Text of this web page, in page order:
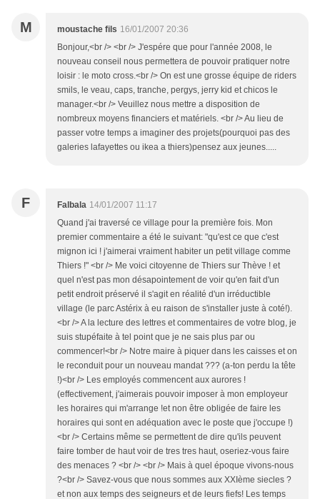
M moustache fils 16/01/2007 20:36
Bonjour,<br /> <br /> J'espére que pour l'année 2008, le
nouveau conseil nous permettera de pouvoir pratiquer notre
loisir : le moto cross.<br /> On est une grosse équipe de riders
smils, le veau, caps, tranche, pergys, jerry kid et chicos le
manager.<br /> Veuillez nous mettre a disposition de
nombreux moyens financiers et matériels. <br /> Au lieu de
passer votre temps a imaginer des projets(pourquoi pas des
galeries lafayettes ou ikea a thiers)pensez aux jeunes.....
F Falbala 14/01/2007 11:17
Quand j'ai traversé ce village pour la première fois. Mon
premier commentaire a été le suivant: "qu'est ce que c'est
mignon ici ! j'aimerai vraiment habiter un petit village comme
Thiers !" <br /> Me voici citoyenne de Thiers sur Thève ! et
quel n'est pas mon désapointement de voir qu'en fait d'un
petit endroit préservé il s'agit en réalité d'un irréductible
village (le parc Astérix à eu raison de s'installer juste à coté!).
<br /> A la lecture des lettres et commentaires de votre blog, je
suis stupéfaite à tel point que je ne sais plus par ou
commencer!<br /> Notre maire à piquer dans les caisses et on
le reconduit pour un nouveau mandat ??? (a-ton perdu la tête
!)<br /> Les employés commencent aux aurores !
(effectivement, j'aimerais pouvoir imposer à mon employeur
les horaires qui m'arrange !et non être obligée de faire les
horaires qui sont en adéquation avec le poste que j'occupe !)
<br /> Certains même se permettent de dire qu'ils peuvent
faire tomber de haut voir de tres tres haut, oseriez-vous faire
des menaces ? <br /> <br /> Mais à quel époque vivons-nous
?<br /> Savez-vous que nous sommes aux XXIème siecles ?
et non aux temps des seigneurs et de leurs fiefs! Les temps